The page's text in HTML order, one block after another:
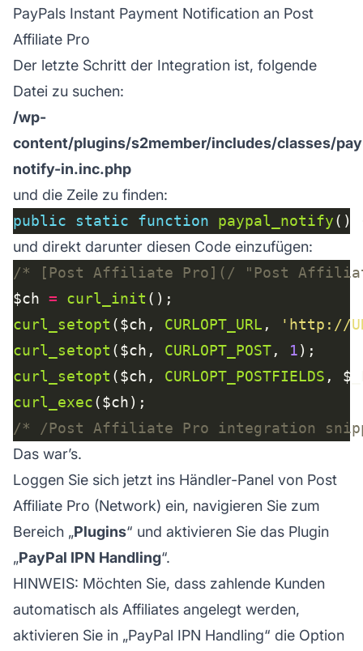
PayPals Instant Payment Notification an Post
Affiliate Pro
Der letzte Schritt der Integration ist, folgende
Datei zu suchen:
/wp-
content/plugins/s2member/includes/classes/
notify-in.inc.php
und die Zeile zu finden:
public
static function
paypal_notify
und direkt darunter diesen Code einzufügen:
/* [Post Affiliate Pro](/ "Post Affiliate
$ch = curl_init
curl_setopt ($ch, CURLOPT_URL ,
'http://
curl_setopt ($ch, CURLOPT_POST, 1
curl_setopt ($ch, CURLOPT_POSTFIELDS
curl_exec
/* /Post Affiliate Pro integration
Das war’s.
Loggen Sie sich jetzt ins Händler-Panel von Post
Affiliate Pro (Network) ein, navigieren Sie zum
Bereich „Plugins“ und aktivieren Sie das Plugin
„PayPal IPN Handling“.
HINWEIS: Möchten Sie, dass zahlende Kunden
automatisch als Affiliates angelegt werden,
aktivieren Sie in „PayPal IPN Handling“ die Option